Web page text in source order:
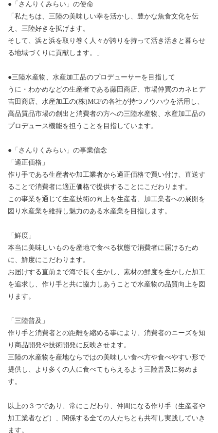
●「さんりくみらい」の使命
「私たちは、三陸の美味しい幸を活かし、豊かな魚食文化を伝
え、三陸好きを拡げます。
そして、浜と浜を取り巻く人々が誇りを持って活き活きと暮らせ
る地域づくりに貢献します。」
●三陸水産物、水産加工品のプロデューサーを目指して
うに・わかめなどの生産者である藤田商店、市場仲買のカネヒデ
吉田商店、水産加工の(株)MCFの各社が持つノウハウを活用し、
高品質品市場の創出と消費者の方への三陸水産物、水産加工品の
プロデュース機能を担うことを目指しています。
●「さんりくみらい」の事業信念
「適正価格」
作り手である生産者や加工業者から適正価格で買い付け、直送す
ることで消費者に適正価格で提供することにこだわります。
この事業を通じて生産技術の向上を生産者、加工業者への展開を
図り水産業を維持し魅力のある水産業を目指します。
「鮮度」
本当に美味しいものを産地で食べる状態で消費者に届けるため
に、鮮度にこだわります。
お届けする直前まで海で長く生かし、素材の鮮度を生かした加工
を追求し、作り手と共に協力しあうことで水産物の品質向上を図
ります。
「三陸普及」
作り手と消費者との距離を縮める事により、消費者のニーズを知
り商品開発や技術開発に反映させます。
三陸の水産物を産地ならではの美味しい食べ方や食べやすい形で
提供し、より多くの人に食べてもらえるよう三陸普及に努めま
す。
以上の３つであり、常にこだわり、仲間になる作り手（生産者や
加工業者など）、関係する全ての人たちとも共有し実践していき
ます。